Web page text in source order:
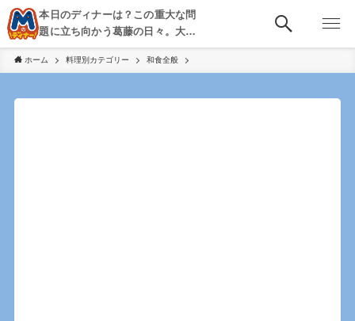
本日のディナーは？この重大な問
題に立ち向かう葛藤の日々。大
阪・京都・神戸を中心とした食べ
歩き、飲み歩きを綴る。
ホーム 料理別カテゴリー 和食全般